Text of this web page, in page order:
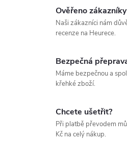
Ověřeno zákazníky
Naši zákazníci nám
recenze na Heurece.
Bezpečná
Máme bezpečnou a
křehké zboží.
Chcete ušetřit?
Při platbě převodem
Kč na celý nákup.